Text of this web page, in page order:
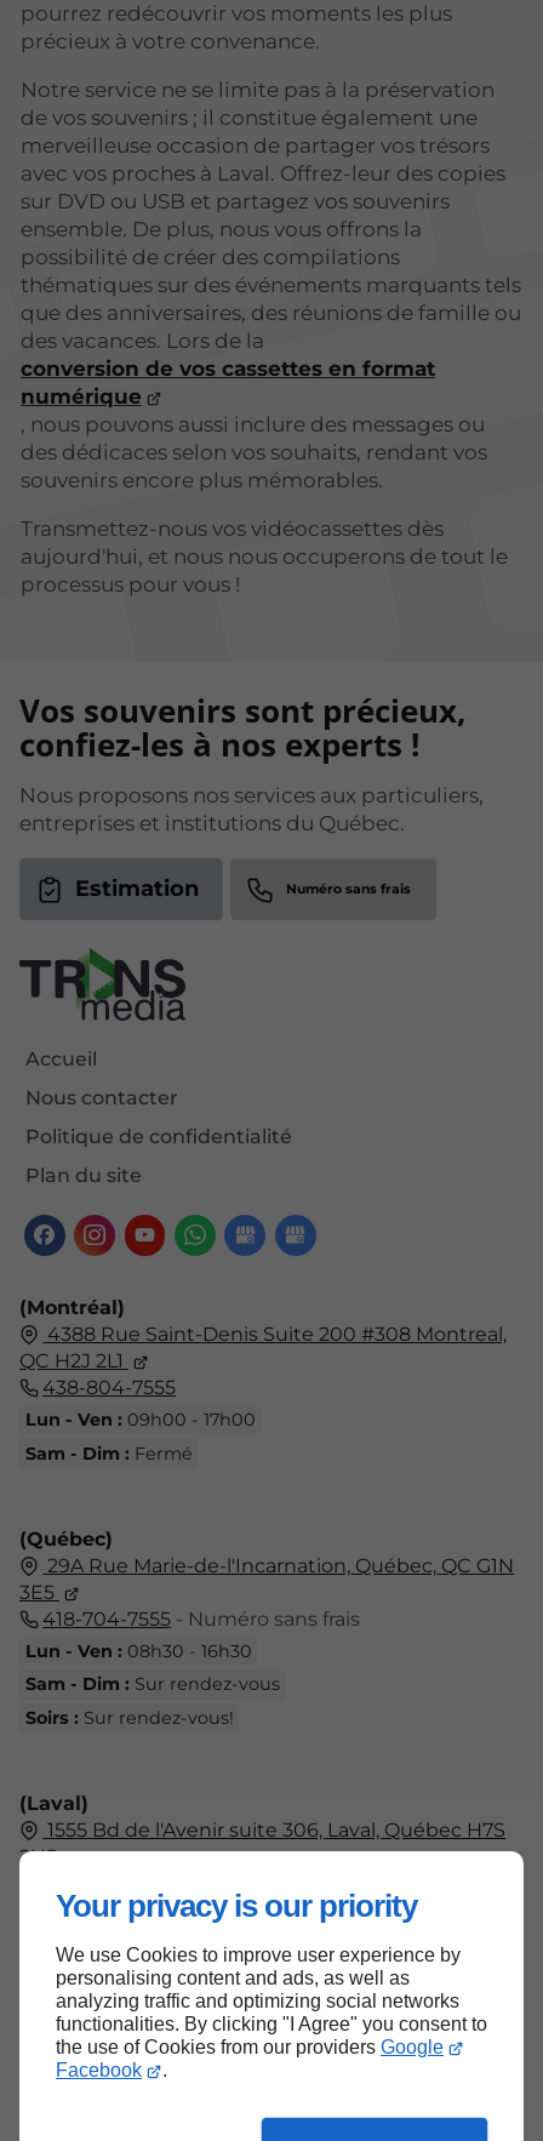
Your privacy is our priority
We use Cookies to improve user experience by
personalising content and ads, as well as
analyzing traffic and optimizing social networks
functionalities. By clicking "I Agree" you consent to
the use of Cookies from our providers Google
Facebook
.
pourrez redécouvrir vos moments les plus
précieux à votre convenance.
Notre service ne se limite pas à la préservation
de vos souvenirs ; il constitue également une
merveilleuse occasion de partager vos trésors
avec vos proches à Laval. Offrez-leur des copies
sur DVD ou USB et partagez vos souvenirs
ensemble. De plus, nous vous offrons la
possibilité de créer des compilations
thématiques sur des événements marquants tels
que des anniversaires, des réunions de famille ou
des vacances. Lors de la
conversion de vos cassettes en format
numérique
, nous pouvons aussi inclure des messages ou
des dédicaces selon vos souhaits, rendant vos
souvenirs encore plus mémorables.
Transmettez-nous vos vidéocassettes dès
aujourd'hui, et nous nous occuperons de tout le
processus pour vous !
Accueil
Nous contacter
Politique de confidentialité
Plan du site
Vos souvenirs sont précieux,
confiez-les à nos experts !
Nous proposons nos services aux particuliers,
entreprises et institutions du Québec.
Estimation
(Québec)
29A Rue Marie-de-l'Incarnation, Québec, QC G1N
3E5
418-704-7555 - Numéro sans frais
Lun - Ven : 08h30 - 16h30
Sam - Dim : Sur rendez-vous
Soirs : Sur rendez-vous!
(Laval)
1555 Bd de l'Avenir suite 306, Laval, Québec H7S
2N5
Lun - Ven :
09h00 - 17h00
Sam - Dim :Fermé
(Montréal)
4388 Rue Saint-Denis Suite 200 #308 Montreal,
QC H2J 2L1
438-804-7555
Lun - Ven : 09h00 - 17h00
Sam - Dim : Fermé
Haut de page